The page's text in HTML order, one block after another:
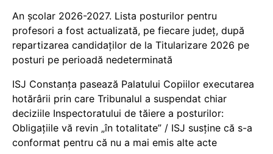
An școlar 2026-2027. Lista posturilor pentru
profesori a fost actualizată, pe fiecare județ, după
repartizarea candidaților de la Titularizare 2026 pe
posturi pe perioadă nedeterminată
ISJ Constanța pasează Palatului Copiilor executarea
hotărârii prin care Tribunalul a suspendat chiar
deciziile Inspectoratului de tăiere a posturilor:
Obligațiile vă revin „în totalitate” / ISJ susține că s-a
conformat pentru că nu a mai emis alte acte